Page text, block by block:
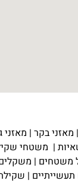
| מאזני בקר | מאזני
| משטחי
משטחים |
|